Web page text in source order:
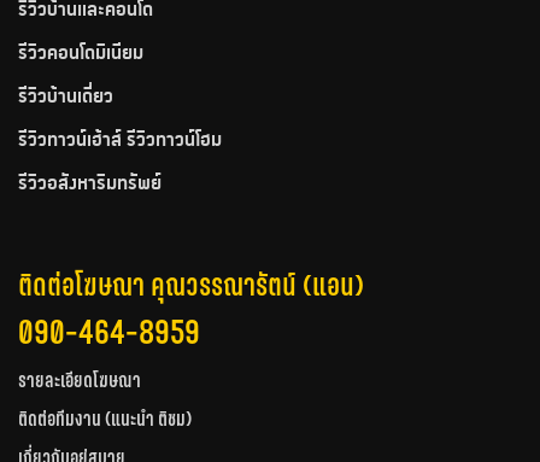
รีวิวบ้านและคอนโด
รีวิวคอนโดมิเนียม
รีวิวบ้านเดี่ยว
รีวิวทาวน์เฮ้าส์ รีวิวทาวน์โฮม
รีวิวอสังหาริมทรัพย์
ติดต่อโฆษณา คุณวรรณารัตน์ (แอน)
090-464-8959
รายละเอียดโฆษณา
ติดต่อทีมงาน (แนะนำ ติชม)